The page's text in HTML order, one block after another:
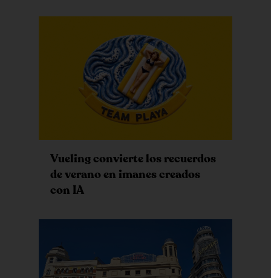
Vueling convierte los recuerdos
de verano en imanes creados
con IA